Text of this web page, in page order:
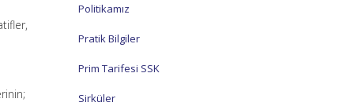
Politikamız
Pratik Bilgiler
Prim Tarifesi SSK
Sirküler